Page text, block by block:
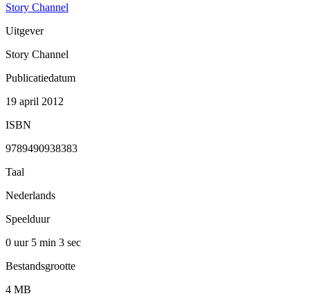
Story Channel
Uitgever
Story Channel
Publicatiedatum
19 april 2012
ISBN
9789490938383
Taal
Nederlands
Speelduur
0 uur 5 min 3 sec
Bestandsgrootte
4 MB